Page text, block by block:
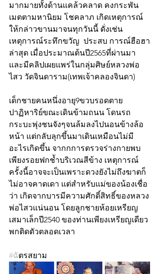
มากมายทั้งด้านแคล้วคลาด คงกระพัน
เมตตามหานิยม โชคลาภ เกิดเหตุการณ์
ให้กล่าวขานมาจนทุกวันนี้ ดั่งเช่น
เหตุการณ์ระทึกขวัญ  ประสบ การณ์ฮือฮา
ล่าสุด เมื่อประมาณต้นปี2565ที่ผ่านมา
และมีคลิปเผยแพร่ในกลุ่มศิษย์หลวงพ่อ
ไสว วัดจินดาราม(เทพเจ้าคลองจินดา)
เด็กชายคนหนึ่งอายุ9ขวบรอดตาย
ปาฏิหาริย์ขณะเดินข้ามถนน โดนรถ
กระบะพุ่งชนจังๆจนล้มลงไปนอนข้างล้อ
หน้า แต่กลับลุกขึ้นมาเดินเหมือนไม่มี
อะไรเกิดขึ้น จากกการตรวจร่างกายพบ
เพียงรอยฟกช้ำบริเวณสีข้าง เหตุการณ์
ครั้งนี้อาจจะเป็นเพราะดวงยังไม่ถึงฆาตก็
ไม่อาจคาดเดา แต่สำหรับแม่ของน้องเชื่อ
ว่า เกิดจากบารมีความศักดิ์สิทธิ์ของหลวง
พ่อไสวแน่นอน โดยลูกชายห้อยเหรียญ
เสมาเล็กปี2540 ของท่านเพียงเหรียญเดียว
พกติดตัวตลอดเวลา
#ฉัตรสยาม